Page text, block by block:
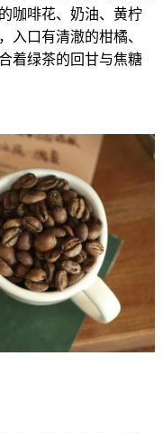
咖啡花、奶油、黄柠
入口有清澈的柑橘、
着绿茶的回甘与焦糖